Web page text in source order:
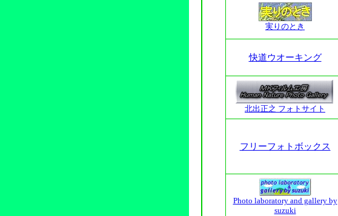
実りのとき
快道ウオーキング
北出正之 フォトサイト
フリーフォトボックス
Photo laboratory and gallery by
suzuki